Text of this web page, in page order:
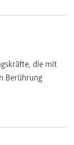
die mit
Berührung